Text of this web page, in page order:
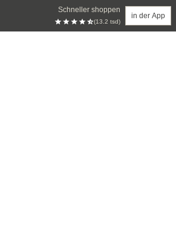
Schneller shoppen
(13.2 tsd)
in der App